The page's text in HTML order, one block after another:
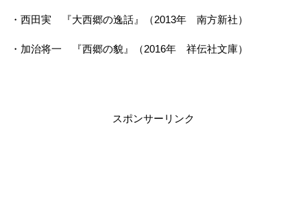
・西田実 『大西郷の逸話』（2013年 南方新社）
・加治将一 『西郷の貌』（2016年 祥伝社文庫）
スポンサーリンク